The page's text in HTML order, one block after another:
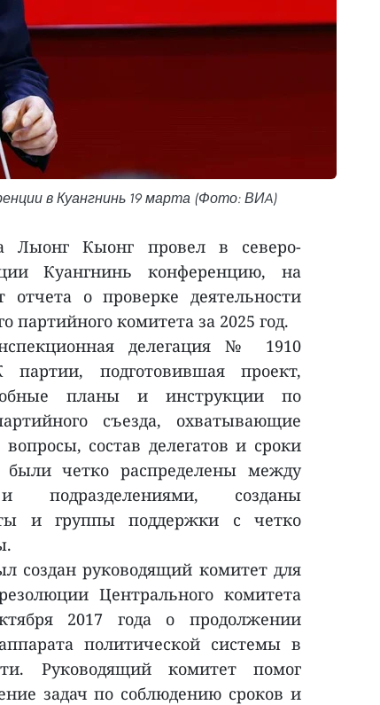
в Куангнинь 19 марта (Фото: ВИA)
Лыонг Кыонг провел в северо-
Куангнинь конференцию, на
отчета о проверке деятельности
партийного комитета за 2025 год.
делегация № 1910
подготовившая проект,
планы и инструкции по
съезда, охватывающие
состав делегатов и сроки
были четко распределены между
подразделениями, созданы
и группы поддержки с четко
создан руководящий комитет для
Центрального комитета
2017 года о продолжении
политической системы в
Руководящий комитет помог
задач по соблюдению сроков и